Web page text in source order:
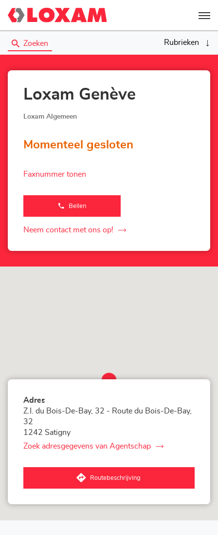
Menu
Zoeken Rubrieken
Loxam Genève
Loxam Algemeen
Momenteel gesloten
Faxnummer tonen
Bellen
de
Genève
Neem contact met ons op!
de
Genève
Adres
Z.I. du Bois-De-Bay, 32 - Route du Bois-De-Bay,
32
1242 Satigny
Zoek adresgegevens van Agentschap
van
Routebeschrijving
naar
Agentschap